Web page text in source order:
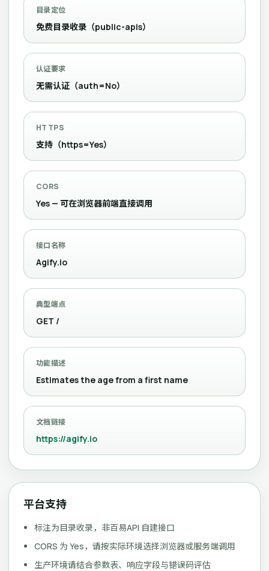
目录定位
免费目录收录（public-apis）
认证要求
无需认证（auth=No）
HTTPS
支持（https=Yes）
CORS
Yes — 可在浏览器前端直接调用
接口名称
Agify.io
典型端点
GET /
功能描述
Estimates the age from a first name
文档链接
https://agify.io
平台支持
标注为目录收录，非百易API 自建接口
CORS 为 Yes，请按实际环境选择浏览器或服务端调用
生产环境请结合参数表、响应字段与错误码评估